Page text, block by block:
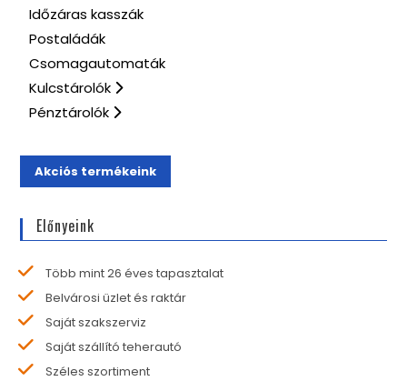
Időzáras kasszák
Postaládák
Csomagautomaták
Kulcstárolók
Pénztárolók
Akciós termékeink
Előnyeink
Több mint 26 éves tapasztalat
Belvárosi üzlet és raktár
Saját szakszerviz
Saját szállító teherautó
Széles szortiment